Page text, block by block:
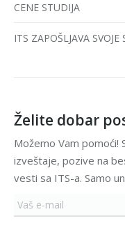
CENE STUDIJA
ITS ZAPOŠLJAVA
Želite dobar
Možemo Vam pomoći!
izveštaje, pozive na
vesti sa ITS-a. Samo